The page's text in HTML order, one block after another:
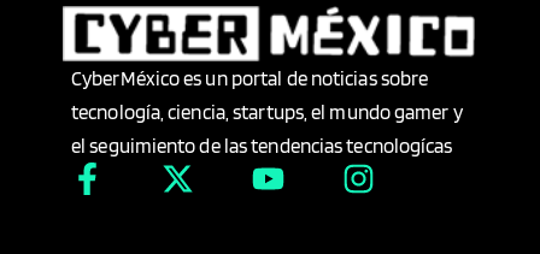
CyberMéxico es un portal de noticias sobre
tecnología, ciencia, startups, el mundo gamer y
el seguimiento de las tendencias tecnologícas